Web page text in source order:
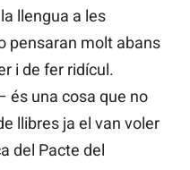
llengua a les
pensaran molt abans
i de fer ridícul.
és una cosa que no
llibres ja el van voler
del Pacte del